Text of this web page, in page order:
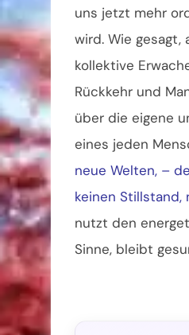
uns jetzt mehr
wird. Wie
kollektive
Rückkehr und
über die eigene
eines jeden
neue Welten, –
keinen Stillstand,
nutzt den
Sinne, bleibt